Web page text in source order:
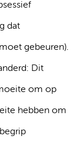
dat
gebeuren).
Dit
om op
hebben om